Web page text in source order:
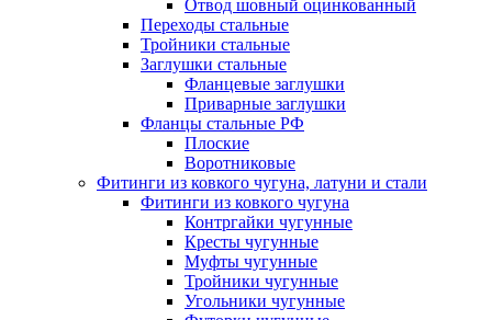
Отвод шовный оцинкованный
Переходы стальные
Тройники стальные
Заглушки стальные
Фланцевые заглушки
Приварные заглушки
Фланцы стальные РФ
Плоские
Воротниковые
Фитинги из ковкого чугуна, латуни и стали
Фитинги из ковкого чугуна
Контргайки чугунные
Кресты чугунные
Муфты чугунные
Тройники чугунные
Угольники чугунные